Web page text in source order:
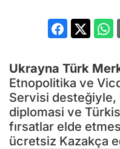
Ukrayna Türk
Etnopolitika ve
Servisi desteğiyle,
diplomasi ve
fırsatlar elde
ücretsiz Kazakça